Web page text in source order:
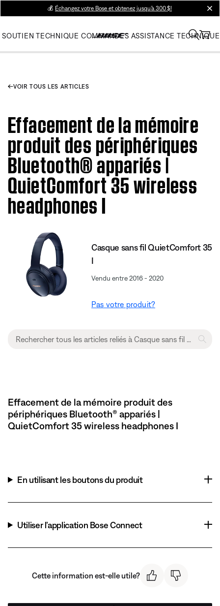
💰 Échangez votre Bose et obtenez jusqu’à 300 $!
SOUTIEN TECHNIQUE COMMANDES ASSISTANCE TECHNIQUE
VOIR TOUS LES ARTICLES
Effacement de la mémoire
produit des périphériques
Bluetooth® appariés |
QuietComfort 35 wireless
headphones I
Casque sans fil QuietComfort 35
I
Vendu entre 2016 - 2020
Pas votre produit?
Effacement de la mémoire produit des
périphériques Bluetooth® appariés |
QuietComfort 35 wireless headphones I
En utilisant les boutons du produit
Utiliser l’application Bose Connect
Cette information est-elle utile?